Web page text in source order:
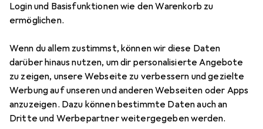
Login und Basisfunktionen wie den Warenkorb zu
ermöglichen.
Wenn du allem zustimmst, können wir diese Daten
darüber hinaus nutzen, um dir personalisierte Angebote
zu zeigen, unsere Webseite zu verbessern und gezielte
Werbung auf unseren und anderen Webseiten oder Apps
anzuzeigen. Dazu können bestimmte Daten auch an
Dritte und Werbepartner weitergegeben werden.
Bestseller